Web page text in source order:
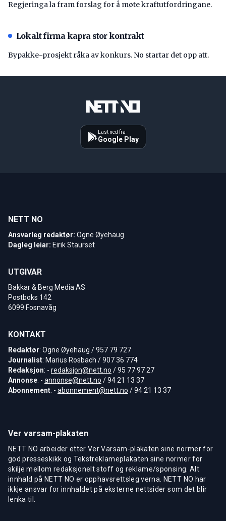
Regjeringa la fram forslag for å møte kraftutfordringane.
Lokalt firma kapra stor kontrakt
Bypakke-prosjekt råka av konkurs. No startar det opp att.
Last ned fra
Google Play
NETT NO
Ansvarleg redaktør: Ogne Øyehaug
Dagleg leiar: Eirik Staurset
UTGIVAR
Bakkar & Berg Media AS
Postboks 142
6099 Fosnavåg
KONTAKT
Redaktør: Ogne Øyehaug / 957 79 727
Journalist: Marius Rosbach / 907 36 774
Redaksjon: - redaksjon@nett.no / 95 77 97 27
Annonse: - annonse@nett.no / 94 21 13 37
Abonnement: - abonnement@nett.no / 94 21 13 37
Ver varsam-plakaten
NETT NO arbeider etter Ver Varsam-plakaten sine normer for
god presseskikk og Tekstreklameplakaten sine normer for
skilje mellom redaksjonelt stoff og reklame/sponsing. Alt
innhald på NETT NO er opphavsrettsleg verna. NETT NO har
ikkje ansvar for innhaldet på eksterne nettsider som det blir
lenka til.